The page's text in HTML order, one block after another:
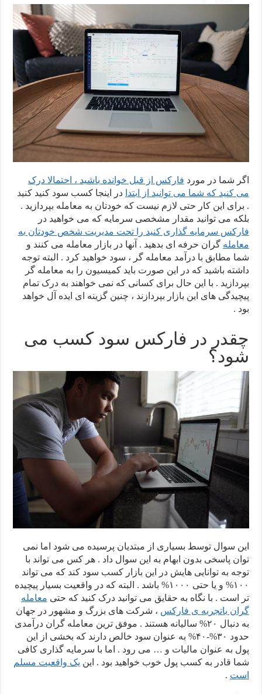
اگر شما در مورد فارکس از قبل خوانده باشید ، احتمالا درک
می کنید که شما می توانید از ابتدا در اینجا کسب سود کنید کنید
. برای این کار حتی لازم نیست که خودتان به معامله بپردازید .
بلکه می توانید مقدار مشخصی سرمایه که می خواهید در
فارکس سرمایه گذاری کنید را تحت مدیریت شخص خودتان به
معامله گران حرفه ای بدهید . آنها در بازار معامله می کنند و
شما مطابق با درآمد معامله گر ، سود خواهید کرد . البته توجه
داشته باشید که در این صورت باید کمیسیون را به معامله گر
بپردازید . با این حال برای کسانی که نمی خواهند به درک تمام
پیچیدگی های این بازار بپردازند ، چنین گزینه ای ایده آل خواهد
بود .
چقدر در فارکس سود کسب می
شود؟
این سوال توسط بسیاری از مبتدیان پرسیده می شود اما نمی
توان پاسخی بدون ابهام به این سوال داد . هر کس می تواند با
توجه به توانایی هایش در این بازار کسب سود کند که می تواند
۱۰۰% و یا حتی ۱۰۰۰% باشد . البته که در واقعیت بسیار پیچیده
تر است . با نگاه به حقایق می توانید درک کنید که حتی معامله
گران باتجربه ی فارکس ، شرکت های بزرگ و مشهور در جهان
به دنبال ۲۰% سالیانه هستند . موفق ترین معامله گران درآمدی
حدود ۳۰%-۴۰% به عنوان سود خالص دارند که بخشی از این
پول به عنوان مالیات و … می رود . اما با سرمایه گذاری کافی
شما قادر به کسب پول خوب خواهید بود . این یک واقعیت مسلم
است .